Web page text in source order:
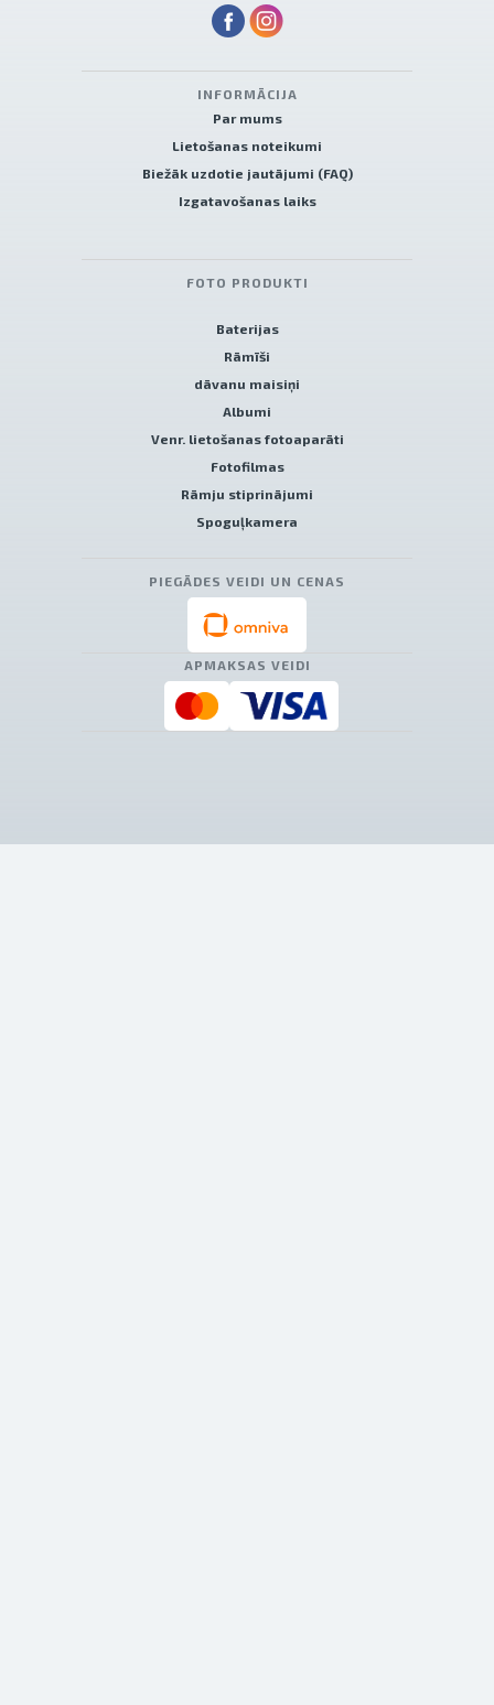
INFORMĀCIJA
Par mums
Lietošanas noteikumi
Biežāk uzdotie jautājumi (FAQ)
Izgatavošanas laiks
FOTO PRODUKTI
Baterijas
Rāmīši
dāvanu maisiņi
Albumi
Venr. lietošanas fotoaparāti
Fotofilmas
Rāmju stiprinājumi
Spoguļkamera
PIEGĀDES VEIDI UN CENAS
APMAKSAS VEIDI